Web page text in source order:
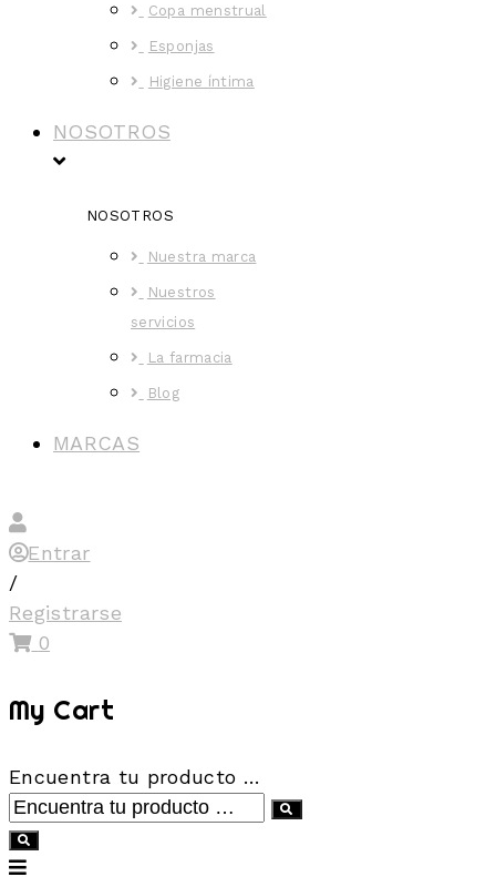
Copa menstrual
Esponjas
Higiene íntima
NOSOTROS
NOSOTROS
Nuestra marca
Nuestros
servicios
La farmacia
Blog
MARCAS
Entrar
/
Registrarse
0
My Cart
Encuentra tu producto …